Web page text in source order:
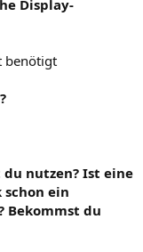
Display-
benötigt
nutzen? Ist eine
schon ein
Bekommst du